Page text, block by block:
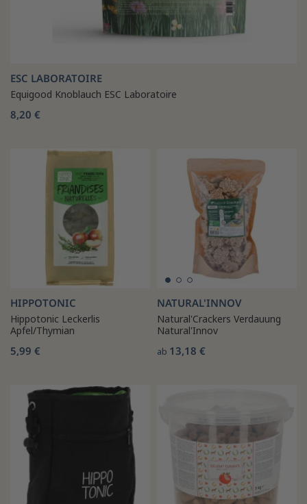
ESC LABORATOIRE
Equigood Knoblauch ESC Laboratoire
8,20 €
HIPPOTONIC
Hippotonic Leckerlis
Apfel/Thymian
5,99 €
NATURAL'INNOV
Natural'Crackers Verdauung
Natural'Innov
ab 13,18 €